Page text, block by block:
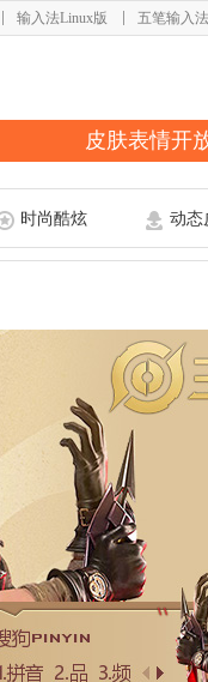
输入法Linux版 五笔输入法
皮肤表情开
时尚酷炫 动态